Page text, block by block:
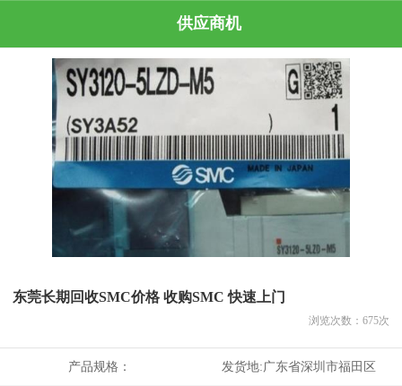
供应商机
东莞长期回收SMC价格 收购SMC 快速上门
浏览次数： 675次
产品规格： 发货地:广东省深圳市福田区